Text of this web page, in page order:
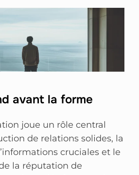
avant la forme
joue un rôle central
de relations solides, la
cruciales et le
la réputation de